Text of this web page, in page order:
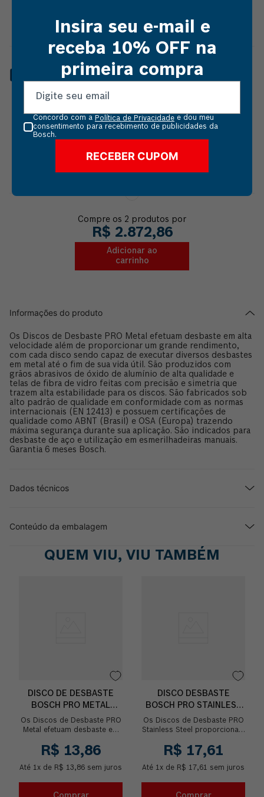
CUPOM: VAIDEBOSCH
ESMERILHADEIRA À BATERIA
R$ 2 .859,00
Compre os 2 produtos por
R$ 2.872,86
Adicionar ao
carrinho
Informações do produto
Os Discos de Desbaste PRO Metal efetuam desbaste em alta
velocidade além de proporcionar um grande rendimento,
com cada disco sendo capaz de executar diversos desbastes
em metal até o fim de sua vida útil. São produzidos com
grãos abrasivos de óxido de alumínio de alta qualidade e
telas de fibra de vidro feitas com precisão e simetria que
trazem alta estabilidade para os discos. São fabricados sob
alto padrão de qualidade em conformidade com as normas
internacionais (EN 12413) e possuem certificações de
qualidade como ABNT (Brasil) e OSA (Europa) trazendo
máxima segurança durante sua aplicação. São indicados para
desbaste de aço e utilização em esmerilhadeiras manuais.
Garantia 6 meses Bosch.
Dados técnicos
Conteúdo da embalagem
QUEM VIU, VIU TAMBÉM
DISCO DE DESBASTE
BOSCH PRO METAL
DEPRIMIDO
Os Discos de Desbaste PRO
Metal efetuam desbaste em
proporcionar um grande
rendimento, com cada ...
R$ 13,86
Até 1x de R$ 13,86 sem juros
DISCO DESBASTE
BOSCH PRO STAINLESS
STEEL DEPRIMIDO
Os Discos de Desbaste PRO
Stainless Steel proporcionam
desbaste em aço inoxidável,
com cada disco t...
R$ 17,61
Até 1x de R$ 17,61 sem juros
Insira seu e-mail e
receba 10% OFF na
primeira compra
Concordo com a Política de Privacidade e dou meu
consentimento para recebimento de publicidades da
Bosch.
RECEBER CUPOM